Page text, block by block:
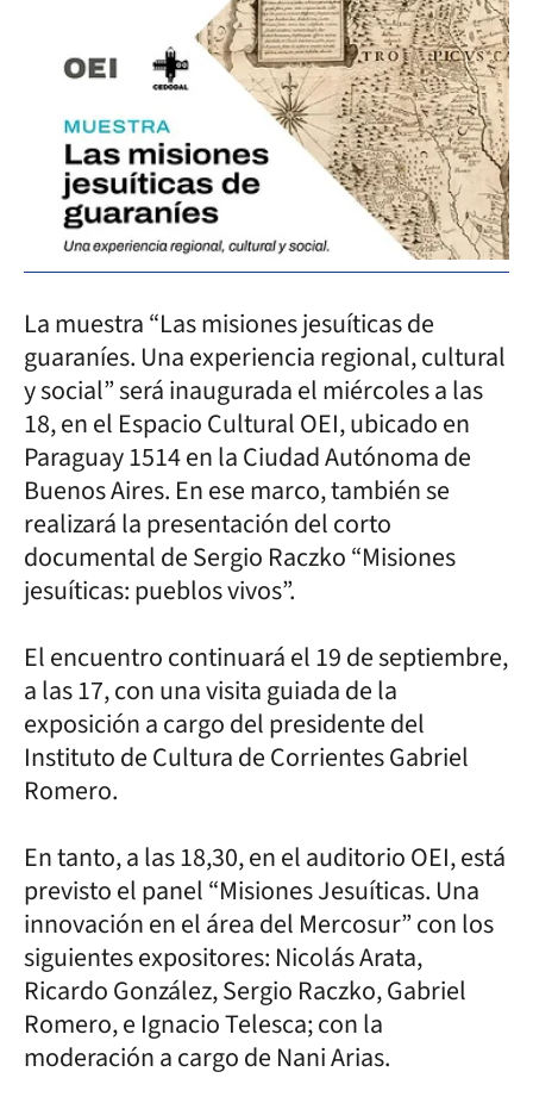
La muestra “Las misiones jesuíticas de
guaraníes. Una experiencia regional, cultural
y social” será inaugurada el miércoles a las
18, en el Espacio Cultural OEI, ubicado en
Paraguay 1514 en la Ciudad Autónoma de
Buenos Aires. En ese marco, también se
realizará la presentación del corto
documental de Sergio Raczko “Misiones
jesuíticas: pueblos vivos”.
El encuentro continuará el 19 de septiembre,
a las 17, con una visita guiada de la
exposición a cargo del presidente del
Instituto de Cultura de Corrientes Gabriel
Romero.
En tanto, a las 18,30, en el auditorio OEI, está
previsto el panel “Misiones Jesuíticas. Una
innovación en el área del Mercosur” con los
siguientes expositores: Nicolás Arata,
Ricardo González, Sergio Raczko, Gabriel
Romero, e Ignacio Telesca; con la
moderación a cargo de Nani Arias.